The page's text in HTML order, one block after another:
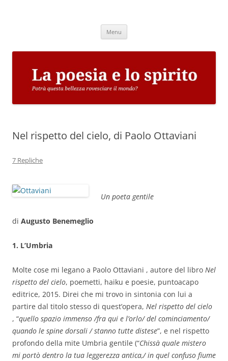
Menu
Nel rispetto del cielo, di Paolo Ottaviani
7 Repliche
Un poeta gentile
di Augusto Benemeglio
1. L’Umbria
Molte cose mi legano a Paolo Ottaviani , autore del libro Nel
rispetto del cielo, poemetti, haiku e poesie, puntoacapo
editrice, 2015. Direi che mi trovo in sintonia con lui a
partire dal titolo stesso di quest’opera, Nel rispetto del cielo
, “quello spazio immenso /fra qui e l’orlo/ del cominciamento/
quando le spine dorsali / stanno tutte distese”, e nel rispetto
profondo della mite Umbria gentile (“Chissà quale mistero
mi portò dentro la tua leggerezza antica,/ in quel confuso fiume